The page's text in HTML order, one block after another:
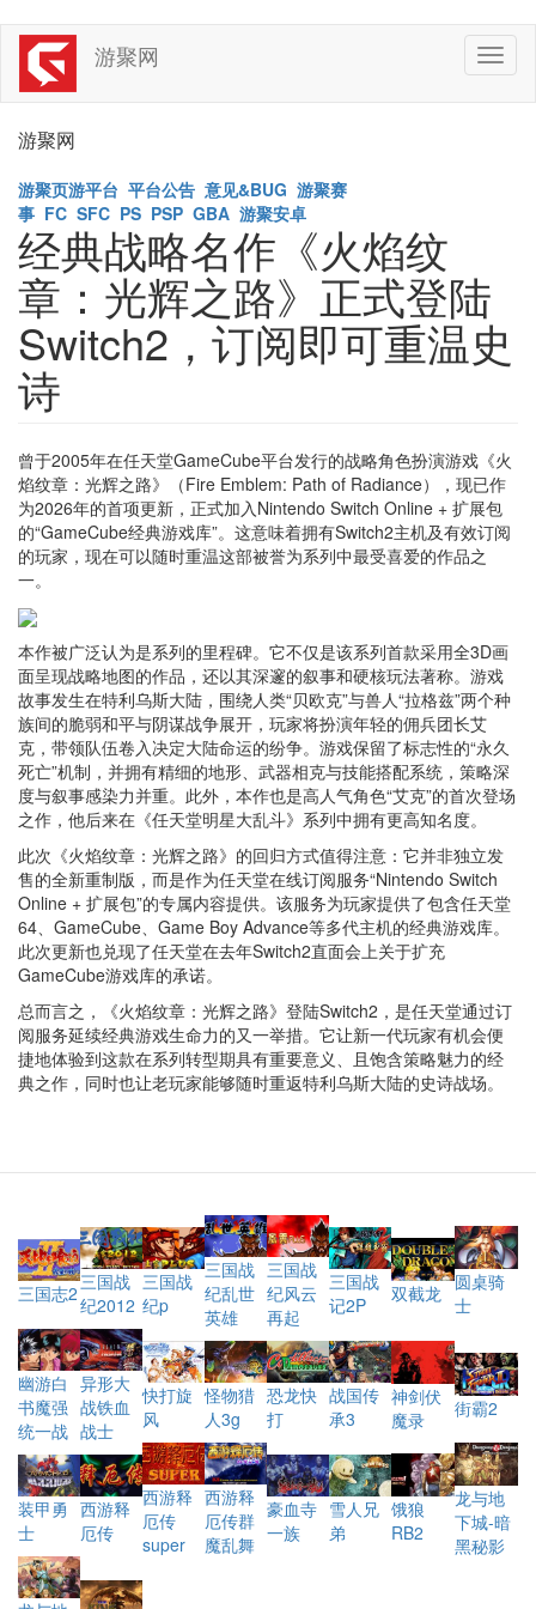
Skip
main
content
游聚网
游聚网
游聚页游平台 平台公告 意见&BUG 游聚赛
事 FC SFC PS PSP GBA 游聚安卓
经典战略名作《火焰纹
章：光辉之路》正式登陆
Switch2，订阅即可重温史
诗
曾于2005年在任天堂GameCube平台发行的战略角色扮演游戏《火
焰纹章：光辉之路》（Fire Emblem: Path of Radiance），现已作
为2026年的首项更新，正式加入Nintendo Switch Online + 扩展包
的“GameCube经典游戏库”。这意味着拥有Switch2主机及有效订阅
的玩家，现在可以随时重温这部被誉为系列中最受喜爱的作品之
一。
本作被广泛认为是系列的里程碑。它不仅是该系列首款采用全3D画
面呈现战略地图的作品，还以其深邃的叙事和硬核玩法著称。游戏
故事发生在特利乌斯大陆，围绕人类“贝欧克”与兽人“拉格兹”两个种
族间的脆弱和平与阴谋战争展开，玩家将扮演年轻的佣兵团长艾
克，带领队伍卷入决定大陆命运的纷争。游戏保留了标志性的“永久
死亡”机制，并拥有精细的地形、武器相克与技能搭配系统，策略深
度与叙事感染力并重。此外，本作也是高人气角色“艾克”的首次登场
之作，他后来在《任天堂明星大乱斗》系列中拥有更高知名度。
此次《火焰纹章：光辉之路》的回归方式值得注意：它并非独立发
售的全新重制版，而是作为任天堂在线订阅服务“Nintendo Switch
Online + 扩展包”的专属内容提供。该服务为玩家提供了包含任天堂
64、GameCube、Game Boy Advance等多代主机的经典游戏库。
此次更新也兑现了任天堂在去年Switch2直面会上关于扩充
GameCube游戏库的承诺。
总而言之，《火焰纹章：光辉之路》登陆Switch2，是任天堂通过订
阅服务延续经典游戏生命力的又一举措。它让新一代玩家有机会便
捷地体验到这款在系列转型期具有重要意义、且饱含策略魅力的经
典之作，同时也让老玩家能够随时重返特利乌斯大陆的史诗战场。
三国志2
三国战
纪2012
三国战
纪p
三国战
纪乱世
英雄
三国战
纪风云
再起
三国战
记2P
双截龙 圆桌骑
士
幽游白
书魔强
统一战
异形大
战铁血
战士
快打旋
风
怪物猎
人3g
恐龙快
打
战国传
承3
神剑伏
魔录
街霸2
装甲勇
士
西游释
厄传
西游释
厄传
super
西游释
厄传群
魔乱舞
豪血寺
一族
雪人兄
弟
饿狼
RB2
龙与地
下城-暗
黑秘影